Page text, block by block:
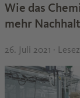
Wie das
mehr
26. Juli 2021 ·